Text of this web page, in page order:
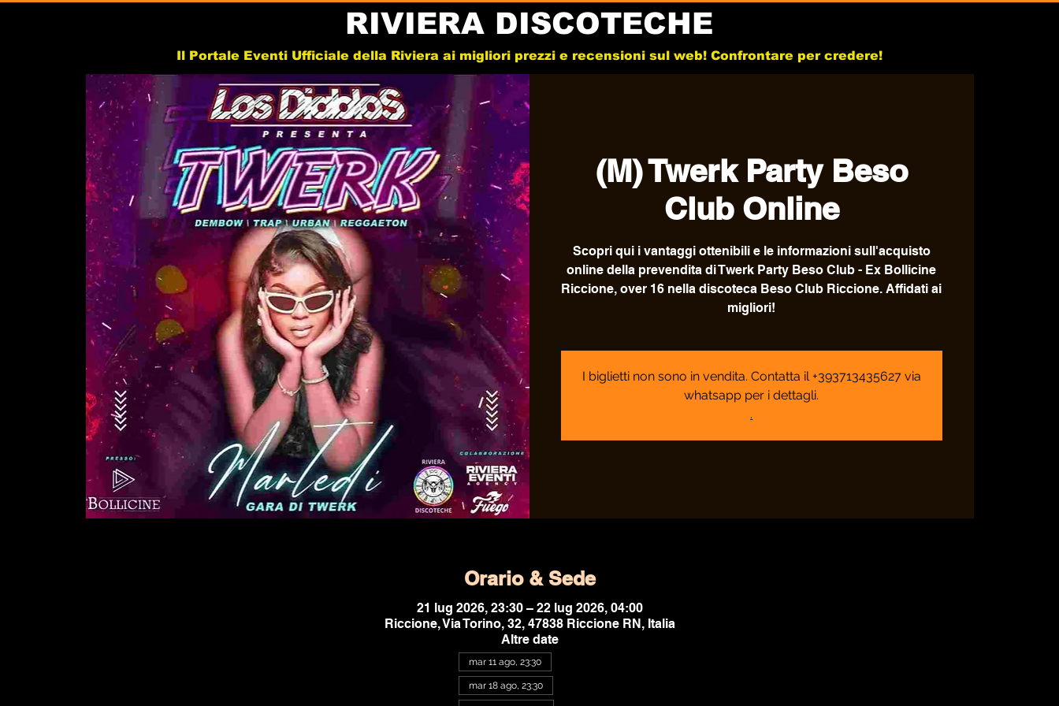
RIVIERA DISCOTECHE
Il Portale Eventi Ufficiale della Riviera ai migliori prezzi e recensioni sul web! Confrontare per credere!
(M) Twerk Party Beso
Club Online
Scopri qui i vantaggi ottenibili e le informazioni sull'acquisto
online della prevendita di Twerk Party Beso Club - Ex Bollicine
Riccione, over 16 nella discoteca Beso Club Riccione. Affidati ai
migliori!
I biglietti non sono in vendita. Contatta il +393713435627 via
whatsapp per i dettagli.
.
Orario & Sede
21 lug 2026, 23:30 – 22 lug 2026, 04:00
Riccione, Via Torino, 32, 47838 Riccione RN, Italia
Altre date
mar 11 ago, 23:30
mar 18 ago, 23:30